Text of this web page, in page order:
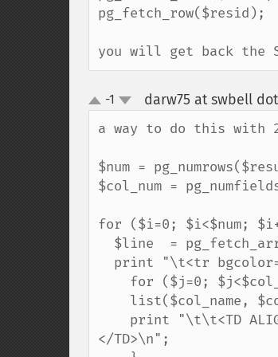
pg_fetch_row($resid);
you will get back the
up
down
-1 darw75 at swbell
a way to do this
$num =
$col_num =
for ($i=0; $i<$num;
</TD>\n";